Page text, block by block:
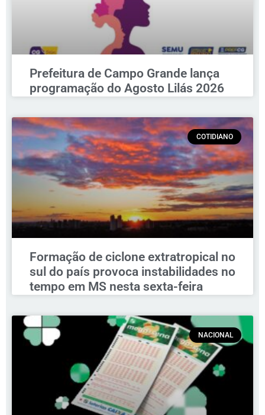
Prefeitura de Campo Grande lança
programação do Agosto Lilás 2026
COTIDIANO
Formação de ciclone extratropical no
sul do país provoca instabilidades no
tempo em MS nesta sexta-feira
NACIONAL